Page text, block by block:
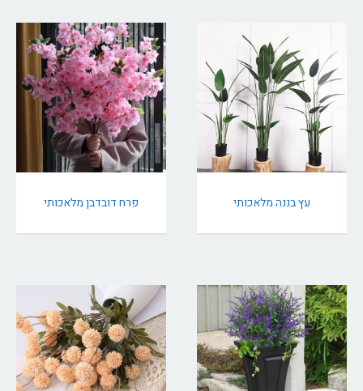
עץ בננה מלאכותי פרח דובדבן מלאכותי